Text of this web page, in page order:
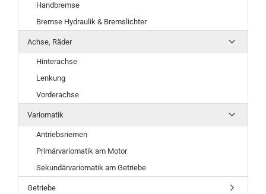
Handbremse
Bremse Hydraulik & Bremslichter
Achse, Räder
Hinterachse
Lenkung
Vorderachse
Variomatik
Antriebsriemen
Primärvariomatik am Motor
Sekundärvariomatik am Getriebe
Getriebe